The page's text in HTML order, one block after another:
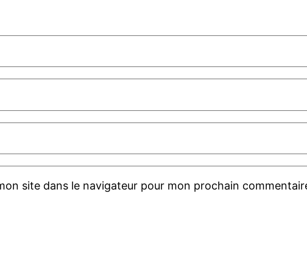
site dans le navigateur pour mon prochain